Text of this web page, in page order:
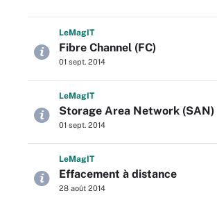
LeMagIT
Fibre Channel (FC)
01 sept. 2014
LeMagIT
Storage Area Network (SAN)
01 sept. 2014
LeMagIT
Effacement à distance
28 août 2014